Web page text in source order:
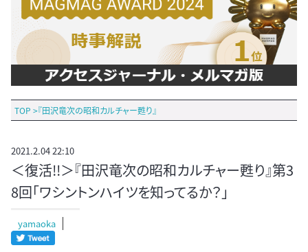
TOP >『田沢竜次の昭和カルチャー甦り』
2021.2.04 22:10
＜復活!!＞『田沢竜次の昭和カルチャー甦り』第3
8回「ワシントンハイツを知ってるか？」
yamaoka